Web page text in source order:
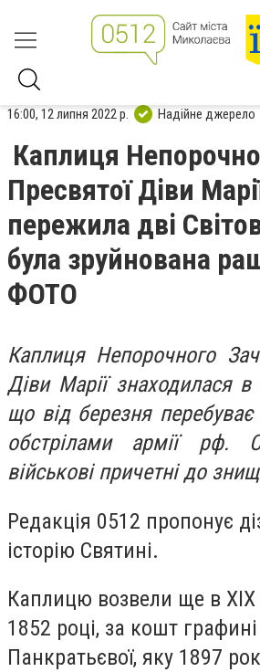
16:00, 12 липня 2022 р. Надійне джерело
Каплиця
Пресвятої Діви
пережила дві
була зруйнована
ФОТО
Каплиця Непорочного
Діви Марії знаходилася в
що від березня перебуває
обстрілами армії рф.
військові причетні до
Редакція 0512 пропонує
історію Святині.
Каплицю возвели ще в ХІХ
1852 році, за кошт
Панкратьєвої, яку 1897